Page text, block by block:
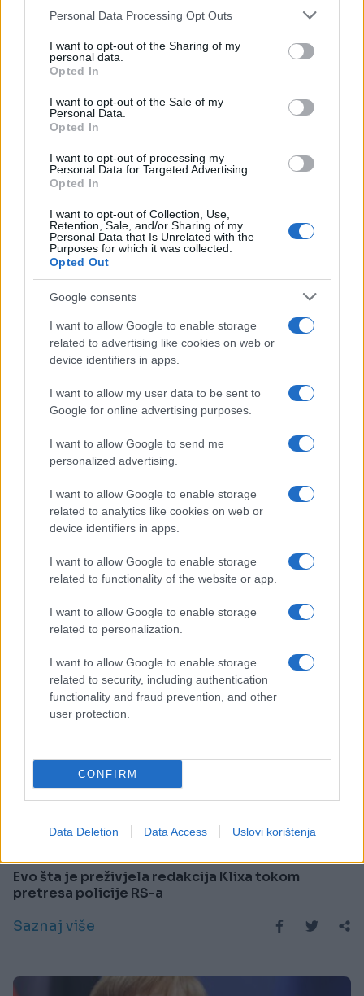
Personal Data Processing Opt Outs
I want to opt-out of the Sharing of my
personal data.
Opted In
I want to opt-out of the Sale of my
Personal Data.
Opted In
I want to opt-out of processing my
Personal Data for Targeted Advertising.
Opted In
I want to opt-out of Collection, Use,
Retention, Sale, and/or Sharing of my
Personal Data that Is Unrelated with the
Purposes for which it was collected.
Opted Out
Google consents
I want to allow Google to enable storage
related to advertising like cookies on web or
device identifiers in apps.
I want to allow my user data to be sent to
Google for online advertising purposes.
I want to allow Google to send me
personalized advertising.
I want to allow Google to enable storage
related to analytics like cookies on web or
device identifiers in apps.
I want to allow Google to enable storage
related to functionality of the website or app.
I want to allow Google to enable storage
related to personalization.
I want to allow Google to enable storage
related to security, including authentication
functionality and fraud prevention, and other
user protection.
CONFIRM
Data Deletion Data Access Uslovi korištenja
SVE ZA DOM
29.12.14. 17:04
Pogledajte šta možete napraviti od starih CD-ova
29.12.14. 16:51
Koje vam stvari o braku niko neće priznati?
Saznaj više
Evo šta je preživjela redakcija Klixa tokom
pretresa policije RS-a
Saznaj više